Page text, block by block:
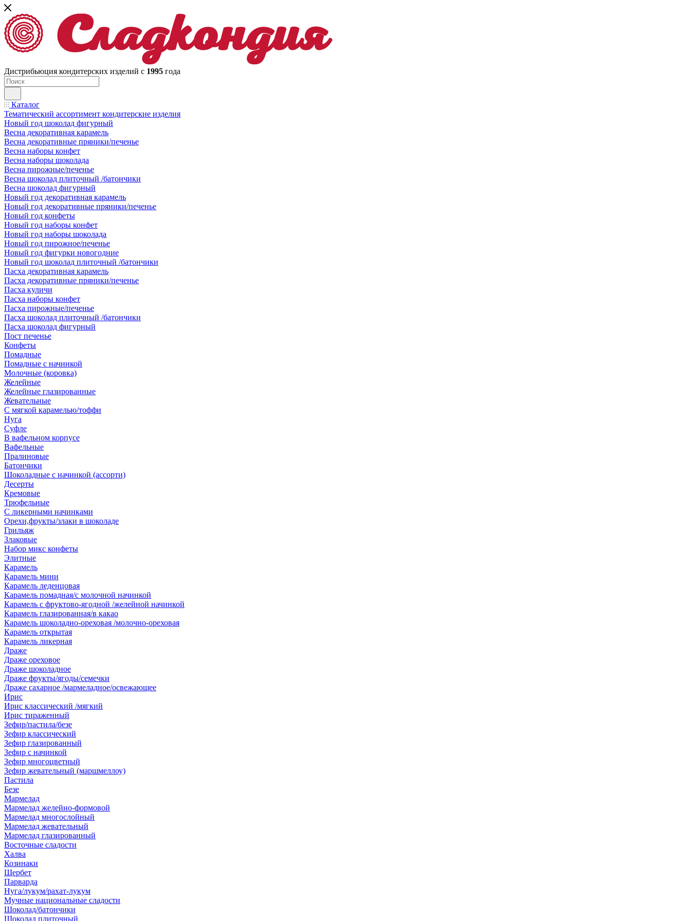
Дистрибьюция кондитерских изделий с 1995 года
Каталог
Тематический ассортимент кондитерские изделия
Новый год шоколад фигурный
Весна декоративная карамель
Весна декоративные пряники/печенье
Весна наборы конфет
Весна наборы шоколада
Весна пирожные/печенье
Весна шоколад плиточный /батончики
Весна шоколад фигурный
Новый год декоративная карамель
Новый год декоративные пряники/печенье
Новый год конфеты
Новый год наборы конфет
Новый год наборы шоколада
Новый год пирожное/печенье
Новый год фигурки новогодние
Новый год шоколад плиточный /батончики
Пасха декоративная карамель
Пасха декоративные пряники/печенье
Пасха куличи
Пасха наборы конфет
Пасха пирожные/печенье
Пасха шоколад плиточный /батончики
Пасха шоколад фигурный
Пост печенье
Конфеты
Помадные
Помадные с начинкой
Молочные (коровка)
Желейные
Желейные глазированные
Жевательные
С мягкой карамелью/тоффи
Нуга
Суфле
В вафельном корпусе
Вафельные
Пралиновые
Батончики
Шоколадные с начинкой (ассорти)
Десерты
Кремовые
Трюфельные
С ликерными начинками
Орехи,фрукты/злаки в шоколаде
Грильяж
Злаковые
Набор микс конфеты
Элитные
Карамель
Карамель мини
Карамель леденцовая
Карамель помадная/с молочной начинкой
Карамель с фруктово-ягодной /желейной начинкой
Карамель глазированная/в какао
Карамель шоколадно-ореховая /молочно-ореховая
Карамель открытая
Карамель ликерная
Драже
Драже ореховое
Драже шоколадное
Драже фрукты/ягоды/семечки
Драже сахарное /мармеладное/освежающее
Ирис
Ирис классический /мягкий
Ирис тираженный
Зефир/пастила/безе
Зефир классический
Зефир глазированный
Зефир с начинкой
Зефир многоцветный
Зефир жевательный (маршмеллоу)
Пастила
Безе
Мармелад
Мармелад желейно-формовой
Мармелад многослойный
Мармелад жевательный
Мармелад глазированный
Восточные сладости
Халва
Козинаки
Щербет
Парварда
Нуга/лукум/рахат-лукум
Мучные национальные сладости
Шоколад/батончики
Шоколад плиточный